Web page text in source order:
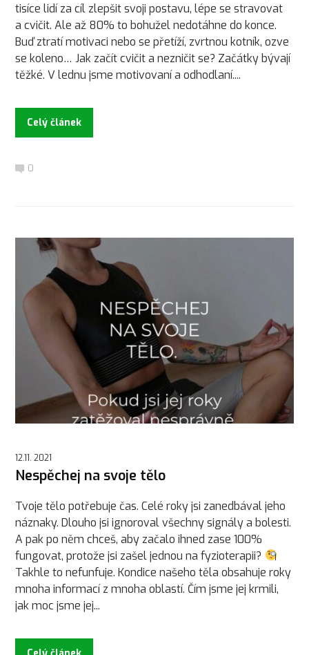
tisíce lidí za cíl zlepšit svoji postavu, lépe se stravovat
a cvičit. Ale až 80% to bohužel nedotáhne do konce.
Buď ztratí motivaci nebo se přetíží, zvrtnou kotník, ozve
se koleno… Jak začít cvičit a nezničit se? Začátky bývají
těžké. V lednu jsme motivovaní a odhodlaní....
Celý článek
0
12.11. 2021
Nespěchej na svoje tělo
Tvoje tělo potřebuje čas. Celé roky jsi zanedbával jeho
náznaky. Dlouho jsi ignoroval všechny signály a bolesti.
A pak po něm chceš, aby začalo ihned zase 100%
fungovat, protože jsi zašel jednou na fyzioterapii?
Takhle to nefunfuje. Kondice našeho těla obsahuje roky
mnoha informací z mnoha oblastí. Čím jsme jej krmili,
jak moc jsme jej...